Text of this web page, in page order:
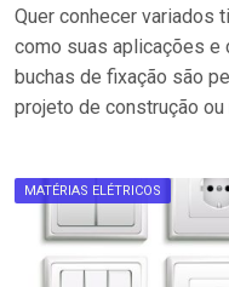
Quer conhecer variados
como suas aplicações e
buchas de fixação são
projeto de construção ou
MATÉRIAS ELÉTRICOS